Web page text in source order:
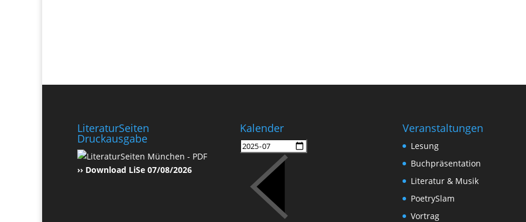
LiteraturSeiten
Druckausgabe
›› Download LiSe 07/08/2026
Kalender Veranstaltungen
Lesung
Buchpräsentation
Literatur & Musik
PoetrySlam
Vortrag